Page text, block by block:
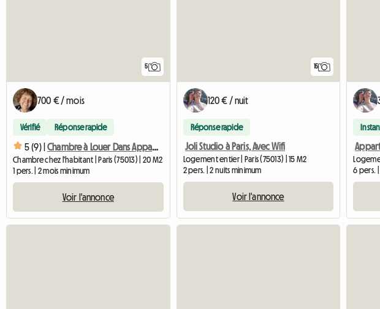
5
700 € / mois
Vérifié Réponse rapide
5 (9) | Chambre à Louer Dans Appartement Confortable ( Pour Femme )
Chambre chez l'habitant | Paris (75013) | 20 M2
1 pers. | 2 mois minimum
Voir l'annonce
15
120 € / nuit
Réponse rapide
Joli Studio à Paris, Avec Wifi
Logement entier | Paris (75013) | 15 M2
2 pers. | 2 nuits minimum
Voir l'annonce
6 pers.